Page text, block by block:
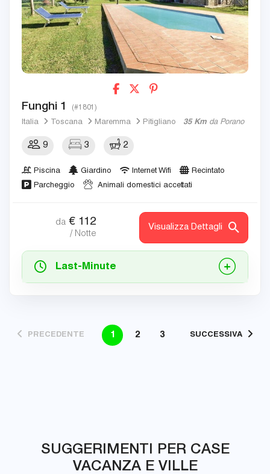
Funghi 1 (#1801)
Italia Toscana Maremma Pitigliano 35 Km da Porano
9 3 2
Piscina Giardino Internet Wifi
Recintato
Parcheggio
Animali domestici accettati
da € 112
/ Notte
Visualizza Dettagli
Last-Minute
PRECEDENTE 1 2 3 SUCCESSIVA
SUGGERIMENTI PER CASE
VACANZA E VILLE